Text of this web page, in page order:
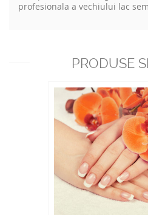
profesionala a vechiului lac
PRODUSE